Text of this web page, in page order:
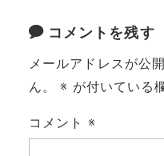
コメントを残す
メールアドレスが公
ん。
※ が付いている
コメント ※